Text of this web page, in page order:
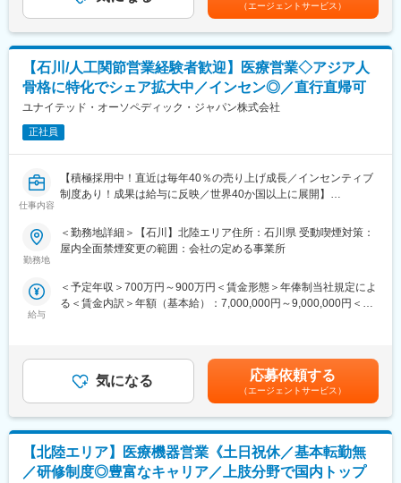
変更の範囲：会社の定める業務
・規格対応（ISO13485、14001）
※上記内容からご経験に応じてお任せ致します。
◆入社後の流れ
まずは現場製造部門で1年程度経験をしていただき、若手社員や派
遣社員との関係を構築し、課題の吸い上げから組織マネジメント
をお任せする予定です。
◆働き方
・出社がメイン（在宅勤務なし）
緊急対応の可能性あり）
【トップクラスのシェア製品を多数保有】
当社は、各事業部ごとにトップクラスのシェアを誇る製品を有し
機用部品「カスケード」。メディカル事業は、「人工透析装置」
などが国内シェアトップ級製品になります。
当社は『いのち』と『環境』を原点として、ものづくりを行うプ
ライム市場上場のメーカーです。世界屈指の「流体制御」技術を
もとに、社会インフラや命を支えています。多数のシェアトップ
級製品をもちながらも、新規事業などの新たな試みも多数展開し
（エージェントサービス）
【石川/人工関節営業経験者歓迎】医療営業◇アジア人
骨格に特化でシェア拡大中／インセン◎／直行直帰可
ユナイテッド・オーソペディック・ジャパン株式会社
正社員
仕事内容
【積極採用中！直近は毎年40％の売り上げ成長／インセンティブ
制度あり！成果は給与に反映／世界40か国以上に展開】
■業務内容
人工関節（ヒップ・ニー領域）の医療機関向け営業を担当してい
規開拓後、一度使用していただくとリピート率が高いです。新規
開拓は製品の使用時には、手術に立ち会い、製品の特性について
なるやりがいは、医療業界ならではの醍醐味です。また、予算を
達成できた際のインセンティブ制度も充実しているため、自身の
成長を数字で感じることが可能です。
＜一日のスケジュール＞
午前：医療機器の販売代理店を訪問し情報収集⇒病院訪問1件
午後：病院訪問2件⇒手術立ち合い
勤務地
＜勤務地詳細＞【石川】北陸エリア住所：石川県 受動喫煙対策：
屋内全面禁煙変更の範囲：会社の定める事業所
給与
＜予定年収＞700万円～900万円＜賃金形態＞年俸制当社規定によ
る＜賃金内訳＞年額（基本給）：7,000,000円～9,000,000円＜月
であり、選考を通じて上下する可能性があります。月給(月額)は固
定手当を含めた表記です。
気になる 応募依頼する
（エージェントサービス）
【北陸エリア】医療機器営業《土日祝休／基本転勤無
／研修制度◎豊富なキャリア／上肢分野で国内トップ